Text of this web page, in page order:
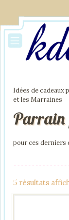
Parrain
Idées de cadeaux
et les Marraines
pour ces derniers
5 résultats